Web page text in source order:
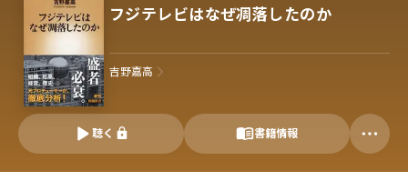
フジテレビはなぜ凋落したのか
吉野嘉高
聴く 書籍情報